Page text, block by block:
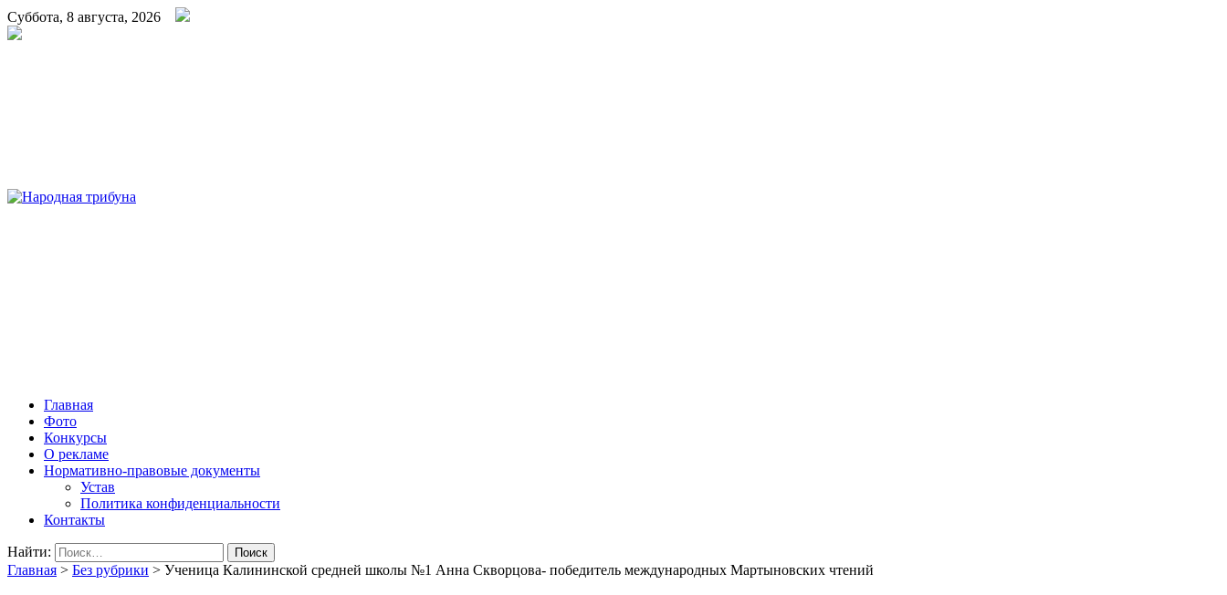
Суббота, 8 августа, 2026
Главная
Фото
Конкурсы
О рекламе
Нормативно-правовые документы
Устав
Политика конфиденциальности
Контакты
Найти:
Главная > Без рубрики > Ученица Калининской средней школы №1 Анна Скворцова- победитель международных Мартыновских чтений